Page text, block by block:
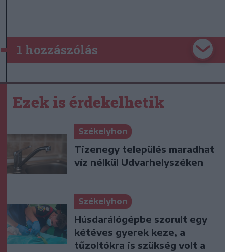
1 hozzászólás
Ezek is érdekelhetik
Székelyhon
Tizenegy település maradhat
víz nélkül Udvarhelyszéken
Székelyhon
Húsdarálógépbe szorult egy
kétéves gyerek keze, a
tűzoltókra is szükség volt a